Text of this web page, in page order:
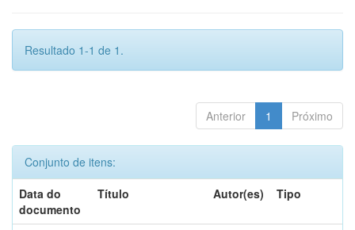
Resultado 1-1 de 1.
Anterior 1 Próximo
Conjunto de itens:
Data do
documento
Título Autor(es) Tipo